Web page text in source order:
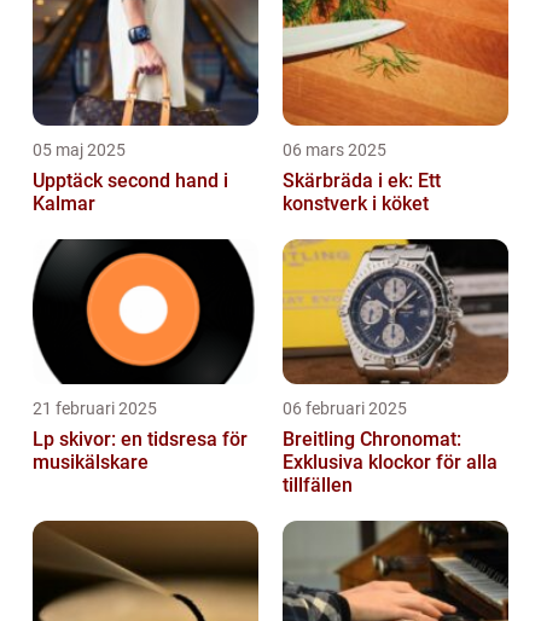
05 maj 2025
Upptäck second hand i
Kalmar
06 mars 2025
Skärbräda i ek: Ett
konstverk i köket
21 februari 2025
Lp skivor: en tidsresa för
musikälskare
06 februari 2025
Breitling Chronomat:
Exklusiva klockor för alla
tillfällen